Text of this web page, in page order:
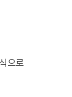
으로